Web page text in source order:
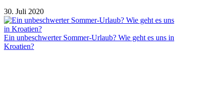
30. Juli 2020
Ein unbeschwerter Sommer-Urlaub? Wie geht es uns in
Kroatien?